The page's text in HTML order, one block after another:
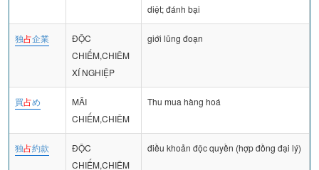
diệt; đánh bại
独占企業
ĐỘC
CHIẾM,CHIÊM
XÍ NGHIỆP
giới lũng đoạn
買占め
MÃI
CHIẾM,CHIÊM
Thu mua hàng hoá
独占約款
ĐỘC
CHIẾM,CHIÊM
điều khoản độc quyền (hợp đồng đại lý)